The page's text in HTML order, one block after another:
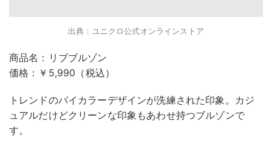
出典：ユニクロ公式オンラインストア
商品名：リブブルゾン
価格：￥5,990（税込）
トレンドのバイカラーデザインが洗練された印象。カジ
ュアルだけどクリーンな印象もあわせ持つブルゾンで
す。